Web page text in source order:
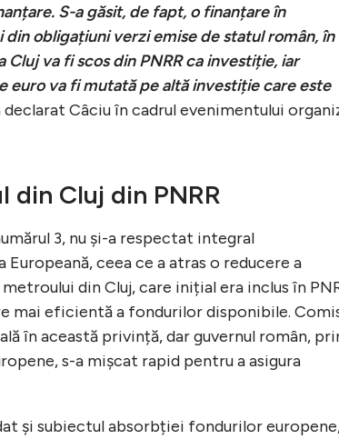
S-a găsit, de fapt, o finanțare în
obligațiuni verzi emise de statul român, în
va fi scos din PNRR ca investiție, iar
euro va fi mutată pe altă investiție care este
declarat Câciu în cadrul evenimentului
din Cluj din PNRR
3, nu și-a respectat integral
ceea ce a atras o reducere a
din Cluj, care inițial era inclus în
mai eficientă a fondurilor disponibile.
în această privință, dar guvernul român,
s-a mișcat rapid pentru a asigura
și subiectul absorbției fondurilor